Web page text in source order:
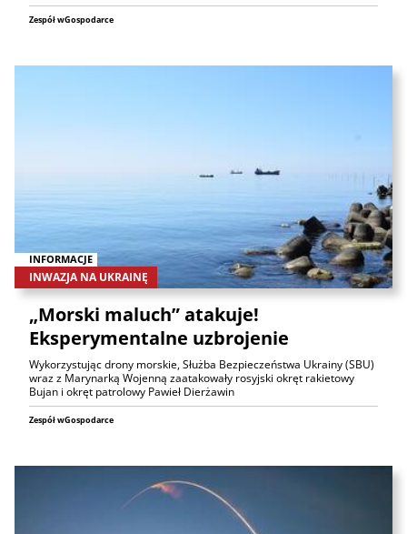
Zespół wGospodarce
INFORMACJE
INWAZJA NA UKRAINĘ
„Morski maluch” atakuje!
Eksperymentalne uzbrojenie
Wykorzystując drony morskie, Służba Bezpieczeństwa Ukrainy (SBU)
wraz z Marynarką Wojenną zaatakowały rosyjski okręt rakietowy
Bujan i okręt patrolowy Pawieł Dierżawin
Zespół wGospodarce